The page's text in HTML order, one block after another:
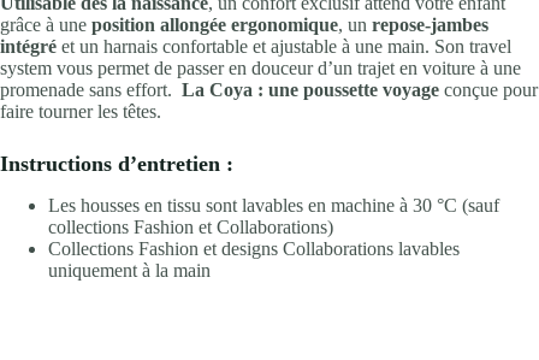
grâce à une position allongée ergonomique, un repose-jambes
intégré et un harnais confortable et ajustable à une main. Son travel
system vous permet de passer en douceur d’un trajet en voiture à une
promenade sans effort. La Coya : une poussette voyage conçue pour
faire tourner les têtes.
Instructions d’entretien :
Les housses en tissu sont lavables en machine à 30 °C (sauf
collections Fashion et Collaborations)
Collections Fashion et designs Collaborations lavables
uniquement à la main